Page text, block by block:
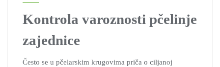
Kontrola varoznosti pčelinje
zajednice
Često se u pčelarskim krugovima priča o ciljanoj